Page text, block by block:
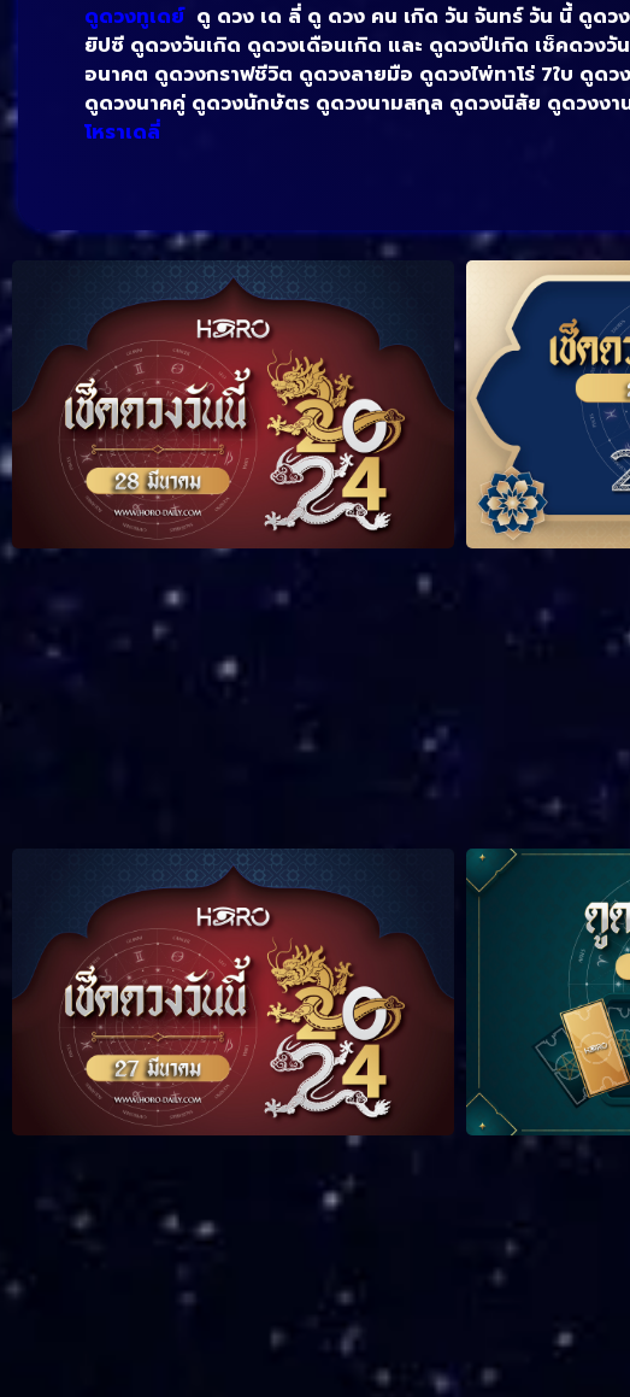
ดูดวงทูเดย์ดู ดวง เด ลี่ ดู ดวง คน เกิด วัน จันทร์ วัน นี้ ดูดว
ยิปซี ดูดวงวันเกิด ดูดวงเดือนเกิด และ ดูดวงปีเกิด เช็คดวง
อนาคต ดูดวงกราฟชีวิต ดูดวงลายมือ ดูดวงไพ่ทาโร่ 7ใบ ดูด
ดูดวงนาคคู่ ดูดวงนักษัตร ดูดวงนามสกุล ดูดวงนิสัย ดูดวงงาน
โหราเดลี่